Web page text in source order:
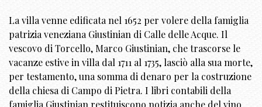
La villa venne edificata nel 1652 per volere della famiglia
patrizia veneziana Giustinian di Calle delle Acque. Il
vescovo di Torcello, Marco Giustinian, che trascorse le
vacanze estive in villa dal 1711 al 1735, lasciò alla sua morte,
per testamento, una somma di denaro per la costruzione
della chiesa di Campo di Pietra. I libri contabili della
famiglia Giustinian restituiscono notizia anche del vino